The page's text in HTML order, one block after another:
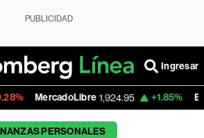
PUBLICIDAD
Ingresar
1,924.95 +1.85% Banco de
PERSONALES